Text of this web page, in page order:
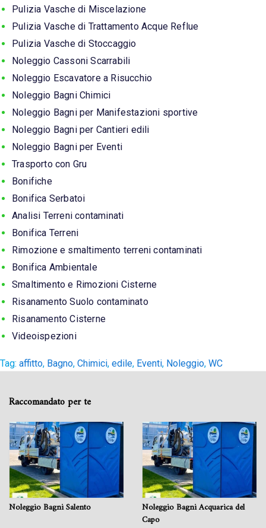
Pulizia Vasche di Miscelazione
Pulizia Vasche di Trattamento Acque Reflue
Pulizia Vasche di Stoccaggio
Noleggio Cassoni Scarrabili
Noleggio Escavatore a Risucchio
Noleggio Bagni Chimici
Noleggio Bagni per Manifestazioni sportive
Noleggio Bagni per Cantieri edili
Noleggio Bagni per Eventi
Trasporto con Gru
Bonifiche
Bonifica Serbatoi
Analisi Terreni contaminati
Bonifica Terreni
Rimozione e smaltimento terreni contaminati
Bonifica Ambientale
Smaltimento e Rimozioni Cisterne
Risanamento Suolo contaminato
Risanamento Cisterne
Videoispezioni
Tag: affitto, Bagno, Chimici, edile, Eventi, Noleggio, WC
Raccomandato per te
Noleggio Bagni Salento
Noleggio Bagni Acquarica del
Capo